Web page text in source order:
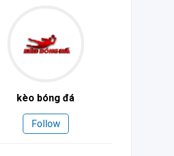
kèo bóng đá
Follow